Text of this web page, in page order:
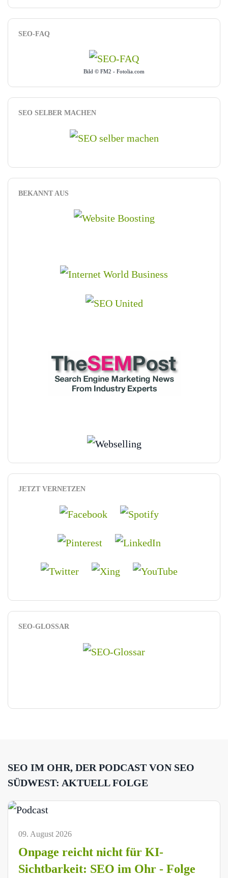
SEO-FAQ
Bild © FM2 - Fotolia.com
SEO SELBER MACHEN
BEKANNT AUS
JETZT VERNETZEN
SEO-GLOSSAR
SEO IM OHR, DER PODCAST VON SEO
SÜDWEST: AKTUELL FOLGE
09. August 2026
Onpage reicht nicht für KI-
Sichtbarkeit: SEO im Ohr - Folge